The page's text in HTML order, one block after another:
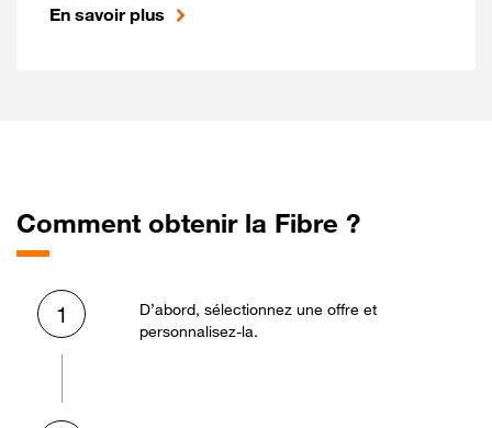
En savoir plus
Comment obtenir la Fibre ?
1
D’abord, sélectionnez une offre et
personnalisez-la.